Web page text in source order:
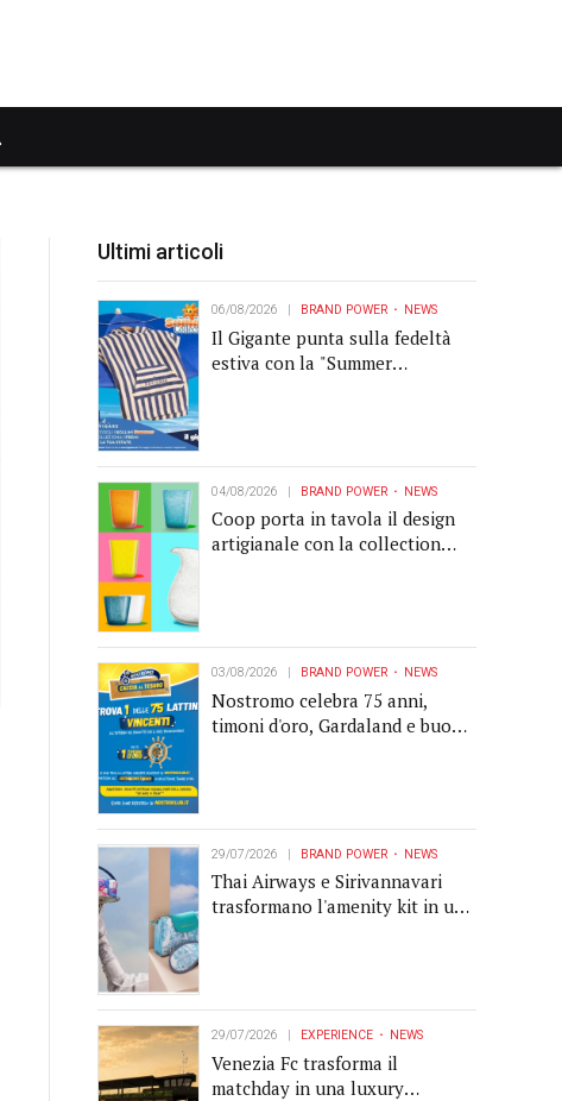
Ultimi articoli
06/08/2026 BRAND POWER NEWS
Il Gigante punta sulla fedeltà
estiva con la "Summer
04/08/2026 BRAND POWER NEWS
Coop porta in tavola il design
artigianale con la collection
03/08/2026 BRAND POWER NEWS
Nostromo celebra 75 anni,
timoni d'oro, Gardaland e buoni
29/07/2026 BRAND POWER NEWS
Thai Airways e Sirivannavari
trasformano l'amenity kit in un
29/07/2026 EXPERIENCE NEWS
Venezia Fc trasforma il
matchday in una luxury